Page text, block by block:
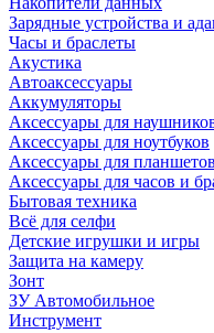
Зарядные устройства и
Часы и браслеты
Акустика
Автоаксессуары
Аккумуляторы
Аксессуары для
Аксессуары для ноутбуков
Аксессуары для планшетов
Аксессуары для часов и
Бытовая техника
Всё для селфи
Детские игрушки и игры
Защита на камеру
Зонт
ЗУ Автомобильное
Инструмент